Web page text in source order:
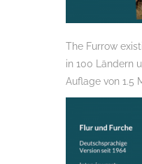
The Furrow
in 100 Ländern
Auflage von 1.5